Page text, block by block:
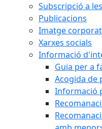
Subscripció a
Publicacions
Imatge
Xarxes socials
Informació
Guia per a
Acogida de
Informació